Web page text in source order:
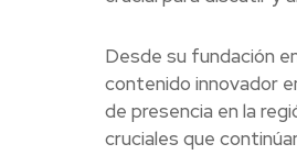
Desde su fundación
contenido innovador
de presencia en la
cruciales que